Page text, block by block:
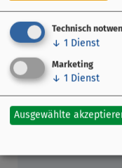
Nudeln, Antipasti,
Brände, Liköre,
Snacks und vieles
Technisch
↓ 1 Dienst
Marketing
↓ 1 Dienst
Ausgewählte